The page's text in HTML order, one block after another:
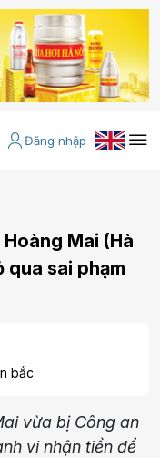
Đăng nhập
Mai (Hà
qua sai phạm
bắc
vừa bị Công an
vi nhận tiền để